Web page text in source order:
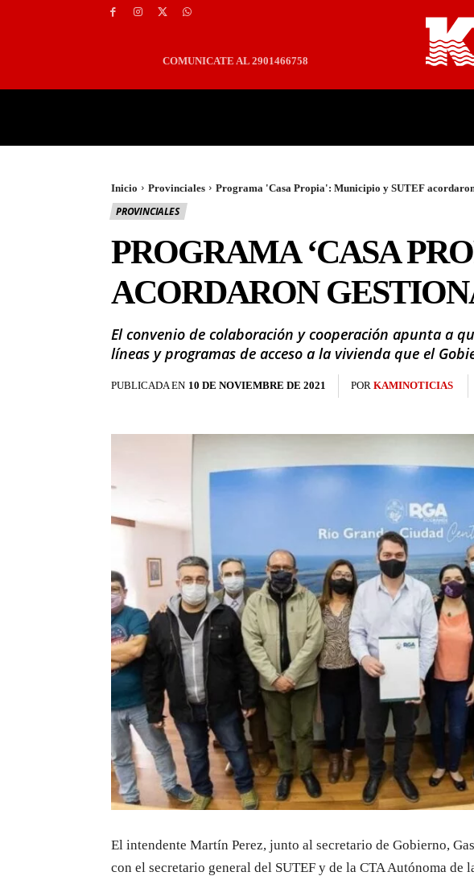
COMUNICATE AL 2901466758
Inicio Provinciales Programa 'Casa Propia': Municipio y SUTEF
PROVINCIALES
PROGRAMA ‘CASA
ACORDARON
El convenio de colaboración y cooperación apunta a
líneas y programas de acceso a la vivienda que el
PUBLICADA EN 10 DE NOVIEMBRE DE 2021 POR KAMINOTICIAS
El intendente Martín Perez, junto al secretario de Gobierno,
con el secretario general del SUTEF y de la CTA Autónoma de